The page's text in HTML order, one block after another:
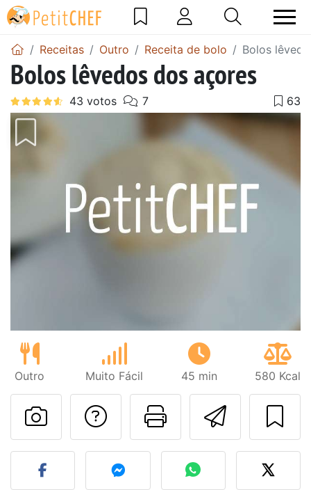
Receitas Outro Receita de bolo Bolos
Bolos lêvedos dos açores
Outro Muito Fácil 45 min 580 Kcal
Imprima
Falar com o autor
Fez esta receita?